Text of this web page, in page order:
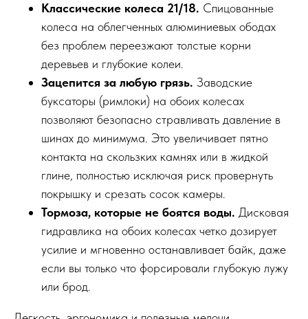
Классические колеса 21/18. Спицованные
колеса на облегченных алюминиевых ободах
без проблем переезжают толстые корни
деревьев и глубокие колеи.
Зацепится за любую грязь. Заводские
буксаторы (римлоки) на обоих колесах
позволяют безопасно стравливать давление в
шинах до минимума. Это увеличивает пятно
контакта на скользких камнях или в жидкой
глине, полностью исключая риск провернуть
покрышку и срезать сосок камеры.
Тормоза, которые не боятся воды. Дисковая
гидравлика на обоих колесах четко дозирует
усилие и мгновенно останавливает байк, даже
если вы только что форсировали глубокую лужу
или брод.